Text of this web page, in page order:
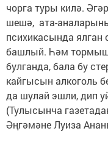
чорга туры килә.
шешә, ата-
психикасында
башлый. Һәм
булганда, бала бу
кайгысын алкоголь
да шулай эшли, дип
(Тулысынча
Әңгәмәне Луиза